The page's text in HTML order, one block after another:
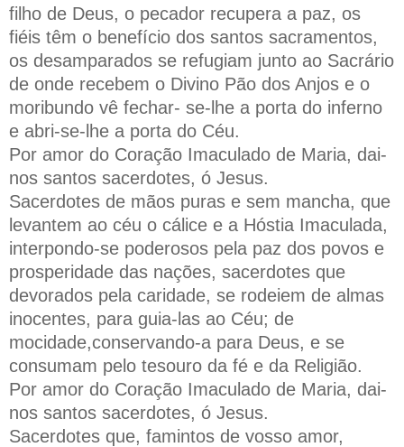
filho de Deus, o pecador recupera a paz, os
fiéis têm o benefício dos santos sacramentos,
os desamparados se refugiam junto ao Sacrário
de onde recebem o Divino Pão dos Anjos e o
moribundo vê fechar- se-lhe a porta do inferno
e abri-se-lhe a porta do Céu.
Por amor do Coração Imaculado de Maria, dai-
nos santos sacerdotes, ó Jesus.
Sacerdotes de mãos puras e sem mancha, que
levantem ao céu o cálice e a Hóstia Imaculada,
interpondo-se poderosos pela paz dos povos e
prosperidade das nações, sacerdotes que
devorados pela caridade, se rodeiem de almas
inocentes, para guia-las ao Céu; de
mocidade,conservando-a para Deus, e se
consumam pelo tesouro da fé e da Religião.
Por amor do Coração Imaculado de Maria, dai-
nos santos sacerdotes, ó Jesus.
Sacerdotes que, famintos de vosso amor,